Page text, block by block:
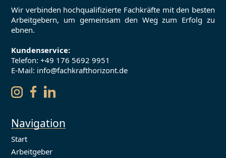
Wir verbinden hochqualifizierte Fachkräfte mit den besten
Arbeitgebern, um gemeinsam den Weg zum Erfolg zu
ebnen.
Kundenservice:
Telefon:+49 176 5692 9951
E-Mail: info@fachkrafthorizont.de
Navigation
Start
Arbeitgeber